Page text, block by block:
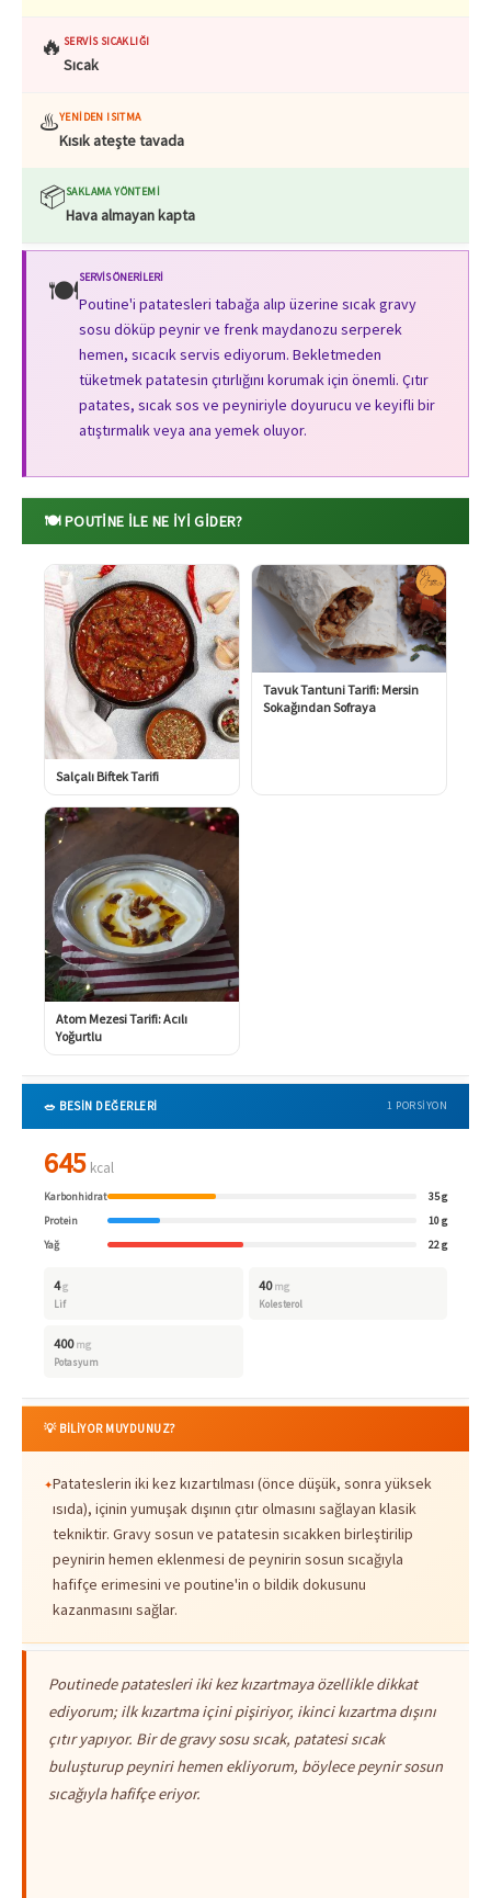
🔥 SERVIS SICAKLIĞI
Sıcak
♨️YENIDEN ISITMA
Kısık ateşte tavada
📦SAKLAMA YÖNTEMI
Hava almayan kapta
🍽️SERVIS ÖNERILERI
Poutine'i patatesleri tabağa alıp üzerine sıcak gravy
sosu döküp peynir ve frenk maydanozu serperek
hemen, sıcacık servis ediyorum. Bekletmeden
tüketmek patatesin çıtırlığını korumak için önemli. Çıtır
patates, sıcak sos ve peyniriyle doyurucu ve keyifli bir
atıştırmalık veya ana yemek oluyor.
🍽️ POUTINE ILE NE İYI GIDER?
Salçalı Biftek Tarifi
Tavuk Tantuni Tarifi: Mersin
Sokağından Sofraya
Atom Mezesi Tarifi: Acılı
Yoğurtlu
🥗 BESİN DEĞERLERİ 1 PORSIYON
645 kcal
Karbonhidrat
35 g
Protein
10 g
Yağ
22 g
4g
Lif
40 mg
Kolesterol
400 mg
Potasyum
💡 BİLİYOR MUYDUNUZ?
Patateslerin iki kez kızartılması (önce düşük, sonra yüksek
ısıda), içinin yumuşak dışının çıtır olmasını sağlayan klasik
tekniktir. Gravy sosun ve patatesin sıcakken birleştirilip
peynirin hemen eklenmesi de peynirin sosun sıcağıyla
hafifçe erimesini ve poutine'in o bildik dokusunu
kazanmasını sağlar.
Poutinede patatesleri iki kez kızartmaya özellikle dikkat
ediyorum; ilk kızartma içini pişiriyor, ikinci kızartma dışını
çıtır yapıyor. Bir de gravy sosu sıcak, patatesi sıcak
buluşturup peyniri hemen ekliyorum, böylece peynir sosun
sıcağıyla hafifçe eriyor.